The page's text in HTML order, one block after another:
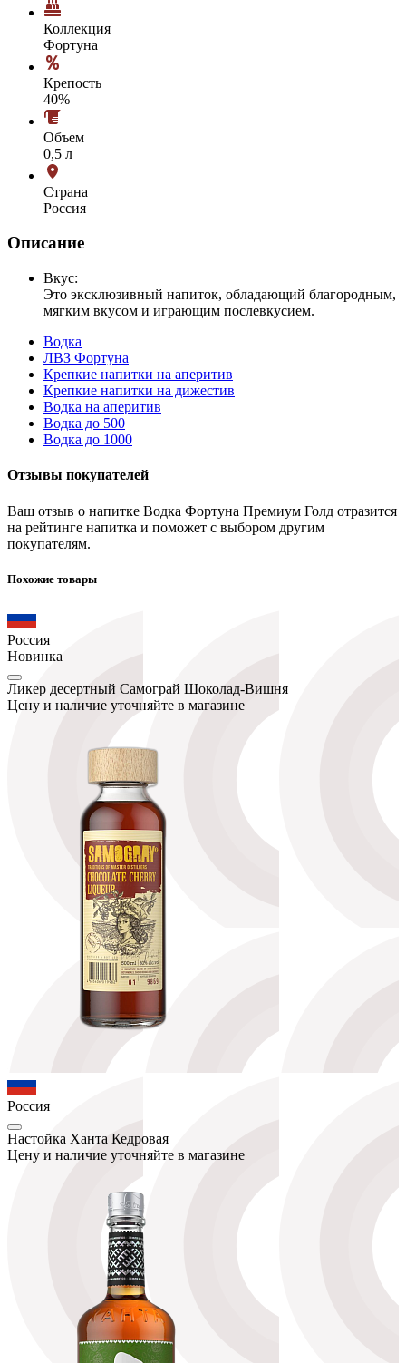
Коллекция
Фортуна
Крепость
40%
Объем
0,5 л
Страна
Россия
Описание
Вкус:
Это эксклюзивный напиток, обладающий благородным,
мягким вкусом и играющим послевкусием.
Водка
ЛВЗ Фортуна
Крепкие напитки на аперитив
Крепкие напитки на дижестив
Водка на аперитив
Водка до 500
Водка до 1000
Отзывы покупателей
Ваш отзыв о напитке Водка Фортуна Премиум Голд отразится
на рейтинге напитка и поможет с выбором другим
покупателям.
Похожие товары
Россия
Новинка
Ликер десертный Самограй Шоколад-Вишня
Цену и наличие уточняйте в магазине
Россия
Настойка Ханта Кедровая
Цену и наличие уточняйте в магазине